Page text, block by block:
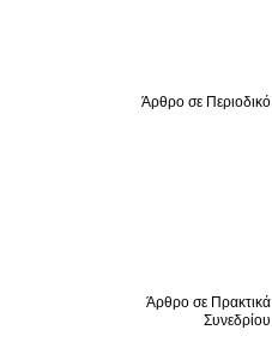
Άρθρο σε Περιοδικό
Άρθρο σε Πρακτικά
Συνεδρίου